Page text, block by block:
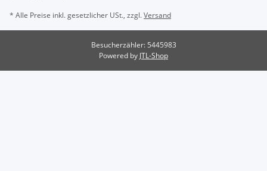
* Alle Preise inkl. gesetzlicher USt., zzgl.Versand
Besucherzähler: 5445983
Powered by JTL-Shop